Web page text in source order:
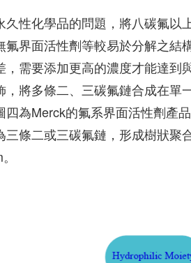
久性化學品的問題，將八碳氟以
氟界面活性劑等較易於分解之結
，需要添加更高的濃度才能達到
，將多條二、三碳氟鏈合成在單
四為Merck的氟系界面活性劑產
三條二或三碳氟鏈，形成樹狀聚